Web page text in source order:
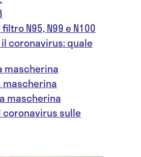
N95, N99 e N100
coronavirus: quale
mascherina
mascherina
mascherina
coronavirus sulle